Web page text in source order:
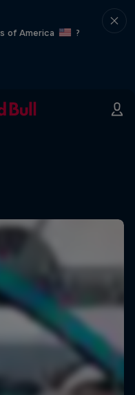
of America
?